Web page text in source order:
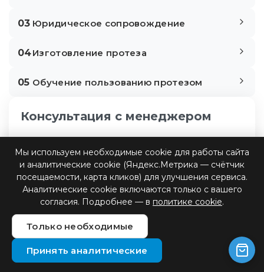
03 Юридическое сопровождение
04Изготовление протеза
05 Обучение пользованию протезом
Консультация с менеджером
Мы используем необходимые cookie для работы сайта
и аналитические cookie (Яндекс.Метрика — счётчик
посещаемости, карта кликов) для улучшения сервиса.
Аналитические cookie включаются только с вашего
согласия. Подробнее — в политике cookie.
Только необходимые
Принять аналитические